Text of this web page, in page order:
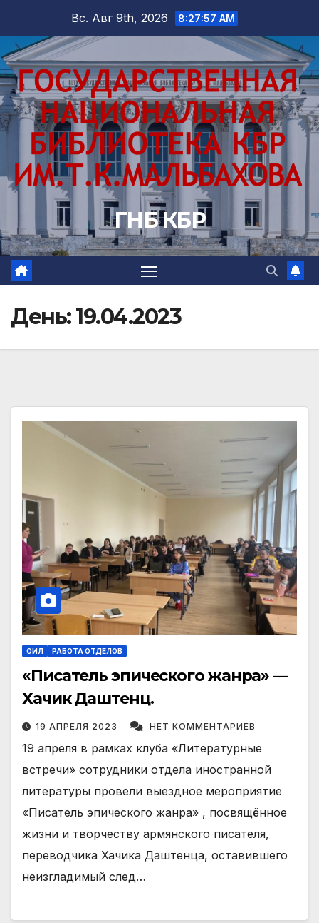
содержимому
Вс. Авг 9th, 2026 8:27:58 AM
ГНБ КБР
День:19.04.2023
ОИЛ РАБОТА ОТДЕЛОВ
«Писатель эпического жанра» —
Хачик Даштенц.
19 АПРЕЛЯ 2023 НЕТ КОММЕНТАРИЕВ
19 апреля в рамках клуба «Литературные
встречи» сотрудники отдела иностранной
литературы провели выездное мероприятие
«Писатель эпического жанра» , посвящённое
жизни и творчеству армянского писателя,
переводчика Хачика Даштенца, оставившего
неизгладимый след…